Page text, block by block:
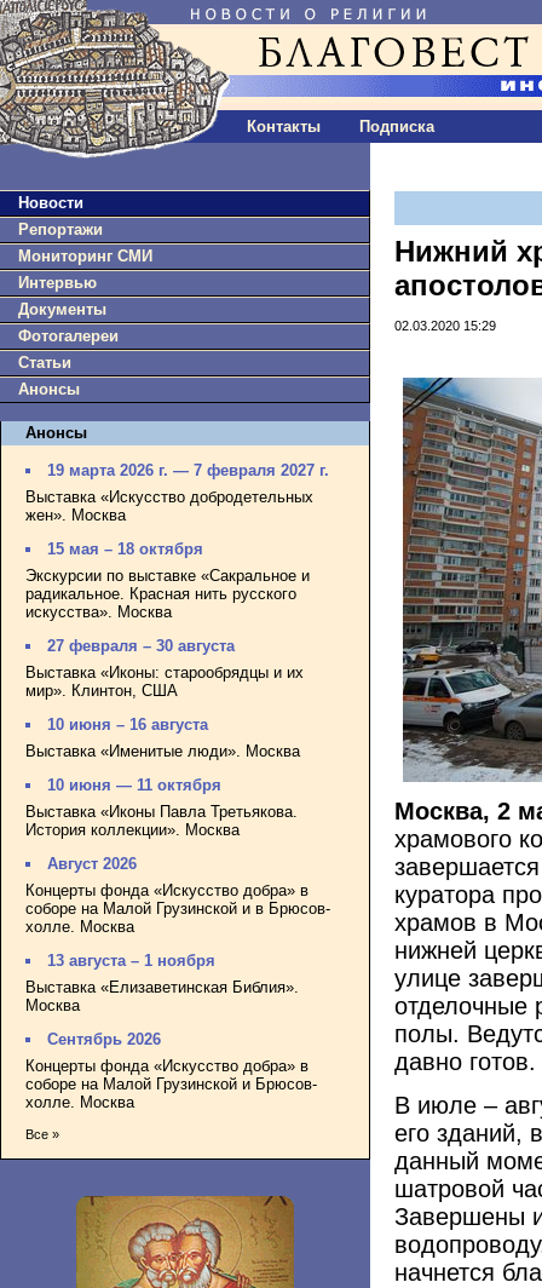
Контакты Подписка
Новости
Репортажи
Мониторинг СМИ
Интервью
Документы
Фотогалереи
Статьи
Анонсы
Анонсы
19 марта 2026 г. — 7 февраля 2027 г.
Выставка «Искусство добродетельных
жен». Москва
15 мая – 18 октября
Экскурсии по выставке «Сакральное и
радикальное. Красная нить русского
искусства». Москва
27 февраля – 30 августа
Выставка «Иконы: старообрядцы и их
мир». Клинтон, США
10 июня – 16 августа
Выставка «Именитые люди». Москва
10 июня — 11 октября
Выставка «Иконы Павла Третьякова.
История коллекции». Москва
Август 2026
Концерты фонда «Искусство добра» в
соборе на Малой Грузинской и в Брюсов-
холле. Москва
13 августа – 1 ноября
Выставка «Елизаветинская Библия».
Москва
Сентябрь 2026
Концерты фонда «Искусство добра» в
соборе на Малой Грузинской и Брюсов-
холле. Москва
Все »
Нижний
02.03.2020 15:29
Москва, 2
храмового
куратора
храмов в
нижней
улице
отделочные
полы.
давно готов.
В июле –
его зданий,
данный
шатровой
Завершены
начнется